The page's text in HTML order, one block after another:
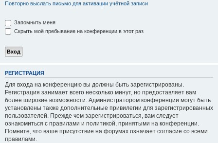
Повторно выслать письмо для активации учётной записи
Запомнить меня
Скрыть моё пребывание на конференции в этот раз
РЕГИСТРАЦИЯ
Для входа на конференцию вы должны быть зарегистрированы.
Регистрация занимает всего несколько минут, но предоставляет вам
более широкие возможности. Администратором конференции могут быть
установлены также дополнительные привилегии для зарегистрированных
пользователей. Прежде чем зарегистрироваться, вам следует
ознакомиться с правилами и политикой, принятыми на конференции.
Помните, что ваше присутствие на форумах означает согласие со всеми
правилами.